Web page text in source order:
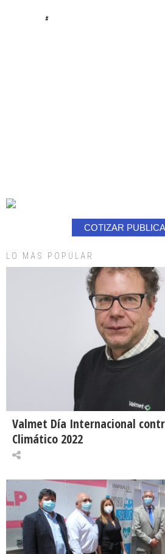
#
COTIZAR
LO MAS POPULAR
Valmet Día Internacional
Climático 2022